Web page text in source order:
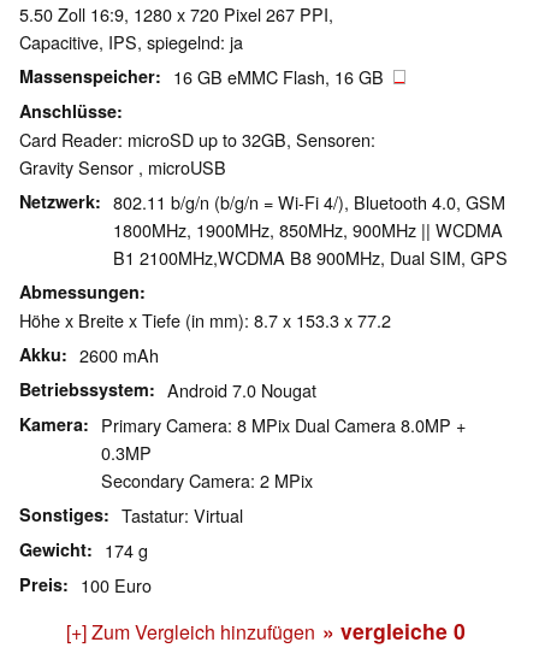
5.50 Zoll 16:9, 1280 x 720 Pixel 267 PPI,
Capacitive, IPS, spiegelnd: ja
Massenspeicher 16 GB eMMC Flash, 16 GB
Anschlüsse
Card Reader: microSD up to 32GB, Sensoren:
Gravity Sensor , microUSB
Netzwerk
802.11 b/g/n (b/g/n = Wi-Fi 4/), Bluetooth 4.0, GSM
1800MHz, 1900MHz, 850MHz, 900MHz || WCDMA
B1 2100MHz,WCDMA B8 900MHz, Dual SIM, GPS
Abmessungen
Höhe x Breite x Tiefe (in mm): 8.7 x 153.3 x 77.2
Akku 2600 mAh
Betriebssystem Android 7.0 Nougat
Kamera
Primary Camera: 8 MPix Dual Camera 8.0MP +
0.3MP
Secondary Camera: 2 MPix
Sonstiges Tastatur: Virtual
Gewicht 174 g
Preis 100 Euro
[+] Zum Vergleich hinzufügen » vergleiche 0